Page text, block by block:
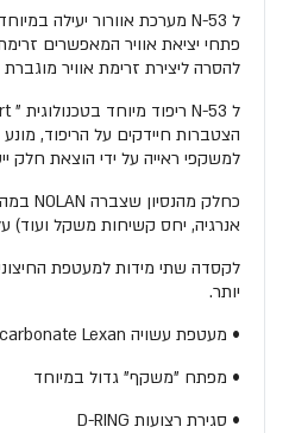
פתחי יציאת אוויר המאפשרים
להסרה ליצירת זרימת אוויר מוגברת
הצטברות חיידקים על הריפוד,
למשקפי ראייה על ידי הוצאת חלק
אנרגיה, יחס קשיחות משקל ועוד)
יותר.
• מעטפת עשויה Polycarbonate Lexan
• מפתח "משקף" גדול במיוחד
• סגירת רצועות D-RING